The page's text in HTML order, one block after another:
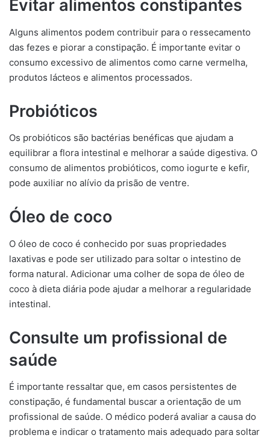
Evitar alimentos constipantes
Alguns alimentos podem contribuir para o ressecamento
das fezes e piorar a constipação. É importante evitar o
consumo excessivo de alimentos como carne vermelha,
produtos lácteos e alimentos processados.
Probióticos
Os probióticos são bactérias benéficas que ajudam a
equilibrar a flora intestinal e melhorar a saúde digestiva. O
consumo de alimentos probióticos, como iogurte e kefir,
pode auxiliar no alívio da prisão de ventre.
Óleo de coco
O óleo de coco é conhecido por suas propriedades
laxativas e pode ser utilizado para soltar o intestino de
forma natural. Adicionar uma colher de sopa de óleo de
coco à dieta diária pode ajudar a melhorar a regularidade
intestinal.
Consulte um profissional de
saúde
É importante ressaltar que, em casos persistentes de
constipação, é fundamental buscar a orientação de um
profissional de saúde. O médico poderá avaliar a causa do
problema e indicar o tratamento mais adequado para soltar